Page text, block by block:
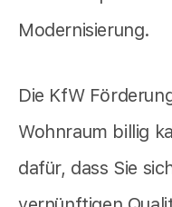
Modernisierung.
Die KfW
Wohnraum billig
dafür, dass Sie